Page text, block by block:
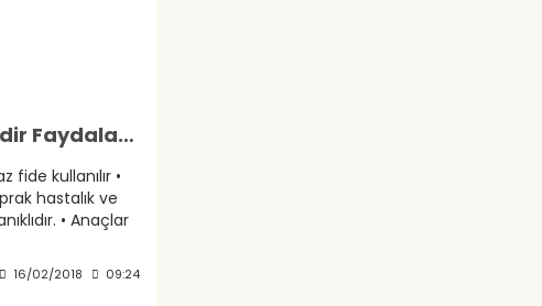
Aşılı Fide Nedir Faydaları Nelerdir?
fide kullanılır •
hastalık ve
• Anaçlar
daha iyi
16/02/2018 09:24